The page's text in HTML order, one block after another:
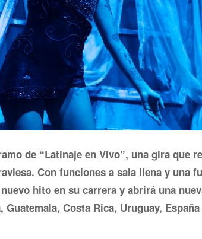
de “Latinaje en Vivo”, una gira que
Con funciones a sala llena y una
hito en su carrera y abrirá una
Guatemala, Costa Rica, Uruguay,